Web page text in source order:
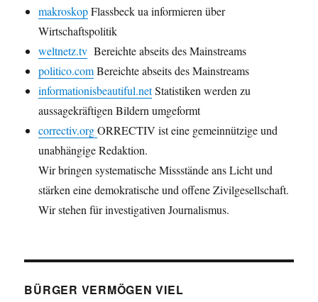
makroskopFlassbeck ua informieren über
Wirtschaftspolitik
weltnetz.tv Bereichte abseits des Mainstreams
politico.comBereichte abseits des Mainstreams
informationisbeautiful.netStatistiken werden zu
aussagekräftigen Bildern umgeformt
correctiv.orgORRECTIV ist eine gemeinnützige und
unabhängige Redaktion.
Wir bringen systematische Missstände ans Licht und
stärken eine demokratische und offene Zivilgesellschaft.
Wir stehen für investigativen Journalismus.
BÜRGER VERMÖGEN VIEL